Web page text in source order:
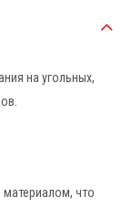
на угольных,
что